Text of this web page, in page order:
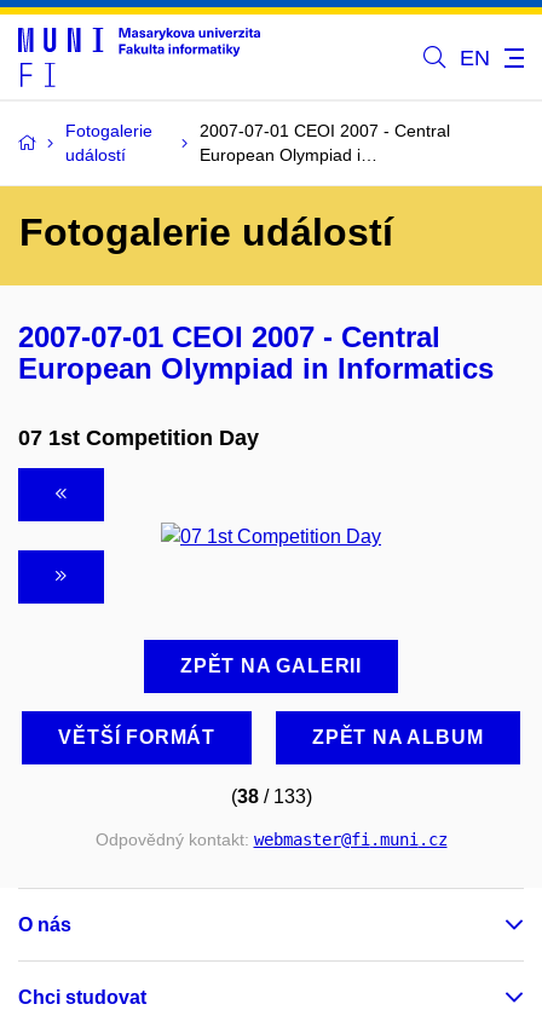
EN
Fotogalerie
událostí
2007-07-01 CEOI 2007 - Central
European Olympiad i…
Fotogalerie událostí
2007-07-01 CEOI 2007 - Central
European Olympiad in Informatics
07 1st Competition Day
ZPĚT NA GALERII
VĚTŠÍ FORMÁT ZPĚT NA ALBUM
(38/ 133)
Odpovědný kontakt: webmaster@fi.muni.cz
O nás
Chci studovat